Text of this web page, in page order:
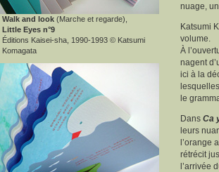
Walk and look (Marche et regarde),
Little Eyes n°9
Éditions Kaisei-sha, 1990-1993 © Katsumi
Komagata
nuage,
Katsumi
volume.
À
nagent
ici à la
le
Dans Ca
leurs
l’orange
rétrécit
l’arrivée